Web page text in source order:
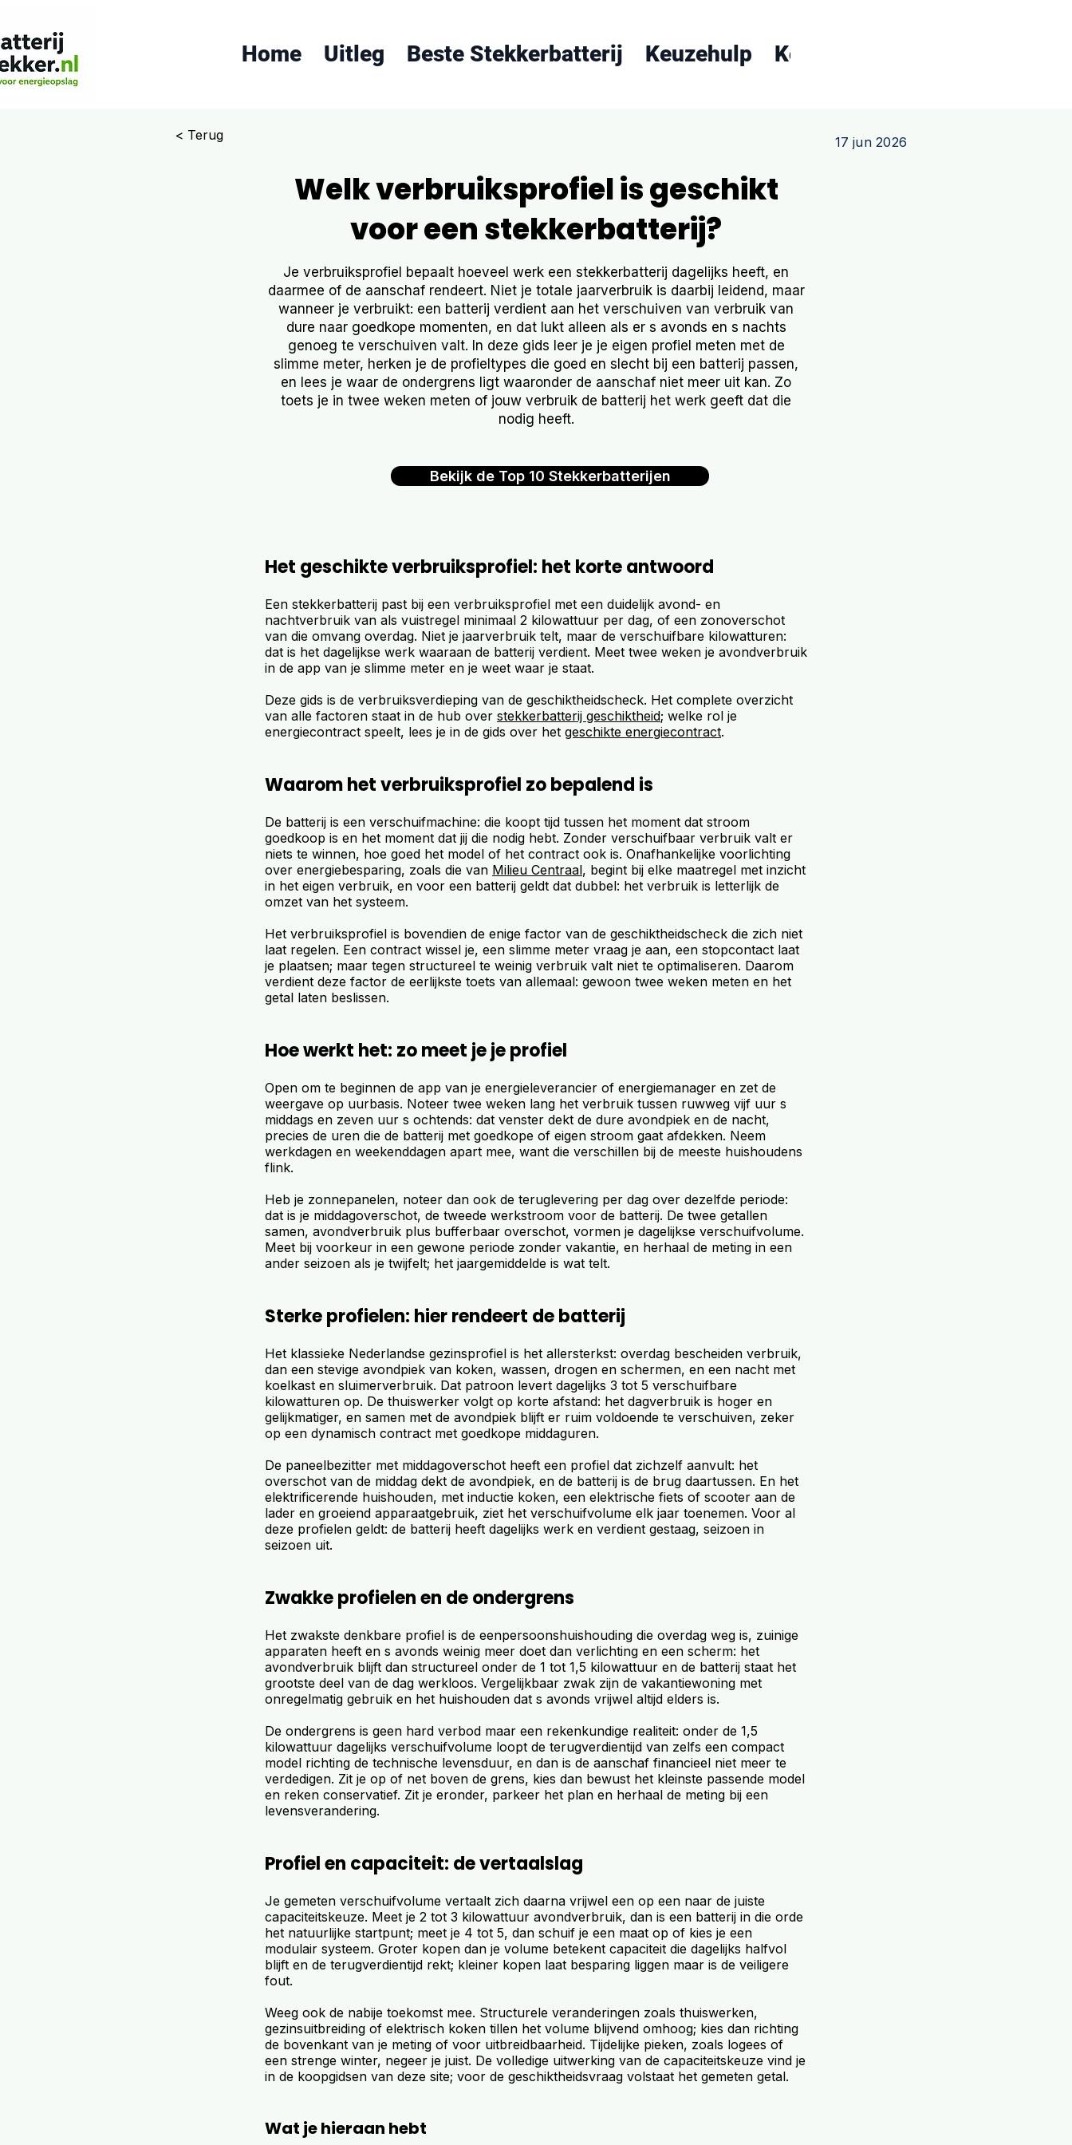
Home Uitleg Beste Stekkerbatterij Keuzehulp Koopgids
< Terug 17 jun 2026
Welk verbruiksprofiel is geschikt
voor een stekkerbatterij?
Je verbruiksprofiel bepaalt hoeveel werk een stekkerbatterij dagelijks heeft, en
daarmee of de aanschaf rendeert. Niet je totale jaarverbruik is daarbij leidend, maar
wanneer je verbruikt: een batterij verdient aan het verschuiven van verbruik van
dure naar goedkope momenten, en dat lukt alleen als er s avonds en s nachts
genoeg te verschuiven valt. In deze gids leer je je eigen profiel meten met de
slimme meter, herken je de profieltypes die goed en slecht bij een batterij passen,
en lees je waar de ondergrens ligt waaronder de aanschaf niet meer uit kan. Zo
toets je in twee weken meten of jouw verbruik de batterij het werk geeft dat die
nodig heeft.
Bekijk de Top 10 Stekkerbatterijen
Het geschikte verbruiksprofiel: het korte antwoord
Een stekkerbatterij past bij een verbruiksprofiel met een duidelijk avond- en
nachtverbruik van als vuistregel minimaal 2 kilowattuur per dag, of een zonoverschot
van die omvang overdag. Niet je jaarverbruik telt, maar de verschuifbare kilowatturen:
dat is het dagelijkse werk waaraan de batterij verdient. Meet twee weken je avondverbruik
in de app van je slimme meter en je weet waar je staat.
Deze gids is de verbruiksverdieping van de geschiktheidscheck. Het complete overzicht
van alle factoren staat in de hub over stekkerbatterij geschiktheid; welke rol je
energiecontract speelt, lees je in de gids over het geschikte energiecontract.
Waarom het verbruiksprofiel zo bepalend is
De batterij is een verschuifmachine: die koopt tijd tussen het moment dat stroom
goedkoop is en het moment dat jij die nodig hebt. Zonder verschuifbaar verbruik valt er
niets te winnen, hoe goed het model of het contract ook is. Onafhankelijke voorlichting
over energiebesparing, zoals die van Milieu Centraal, begint bij elke maatregel met inzicht
in het eigen verbruik, en voor een batterij geldt dat dubbel: het verbruik is letterlijk de
omzet van het systeem.
Het verbruiksprofiel is bovendien de enige factor van de geschiktheidscheck die zich niet
laat regelen. Een contract wissel je, een slimme meter vraag je aan, een stopcontact laat
je plaatsen; maar tegen structureel te weinig verbruik valt niet te optimaliseren. Daarom
verdient deze factor de eerlijkste toets van allemaal: gewoon twee weken meten en het
getal laten beslissen.
Hoe werkt het: zo meet je je profiel
Open om te beginnen de app van je energieleverancier of energiemanager en zet de
weergave op uurbasis. Noteer twee weken lang het verbruik tussen ruwweg vijf uur s
middags en zeven uur s ochtends: dat venster dekt de dure avondpiek en de nacht,
precies de uren die de batterij met goedkope of eigen stroom gaat afdekken. Neem
werkdagen en weekenddagen apart mee, want die verschillen bij de meeste huishoudens
flink.
Heb je zonnepanelen, noteer dan ook de teruglevering per dag over dezelfde periode:
dat is je middagoverschot, de tweede werkstroom voor de batterij. De twee getallen
samen, avondverbruik plus bufferbaar overschot, vormen je dagelijkse verschuifvolume.
Meet bij voorkeur in een gewone periode zonder vakantie, en herhaal de meting in een
ander seizoen als je twijfelt; het jaargemiddelde is wat telt.
Sterke profielen: hier rendeert de batterij
Het klassieke Nederlandse gezinsprofiel is het allersterkst: overdag bescheiden verbruik,
dan een stevige avondpiek van koken, wassen, drogen en schermen, en een nacht met
koelkast en sluimerverbruik. Dat patroon levert dagelijks 3 tot 5 verschuifbare
kilowatturen op. De thuiswerker volgt op korte afstand: het dagverbruik is hoger en
gelijkmatiger, en samen met de avondpiek blijft er ruim voldoende te verschuiven, zeker
op een dynamisch contract met goedkope middaguren.
De paneelbezitter met middagoverschot heeft een profiel dat zichzelf aanvult: het
overschot van de middag dekt de avondpiek, en de batterij is de brug daartussen. En het
elektrificerende huishouden, met inductie koken, een elektrische fiets of scooter aan de
lader en groeiend apparaatgebruik, ziet het verschuifvolume elk jaar toenemen. Voor al
deze profielen geldt: de batterij heeft dagelijks werk en verdient gestaag, seizoen in
seizoen uit.
Zwakke profielen en de ondergrens
Het zwakste denkbare profiel is de eenpersoonshuishouding die overdag weg is, zuinige
apparaten heeft en s avonds weinig meer doet dan verlichting en een scherm: het
avondverbruik blijft dan structureel onder de 1 tot 1,5 kilowattuur en de batterij staat het
grootste deel van de dag werkloos. Vergelijkbaar zwak zijn de vakantiewoning met
onregelmatig gebruik en het huishouden dat s avonds vrijwel altijd elders is.
De ondergrens is geen hard verbod maar een rekenkundige realiteit: onder de 1,5
kilowattuur dagelijks verschuifvolume loopt de terugverdientijd van zelfs een compact
model richting de technische levensduur, en dan is de aanschaf financieel niet meer te
verdedigen. Zit je op of net boven de grens, kies dan bewust het kleinste passende model
en reken conservatief. Zit je eronder, parkeer het plan en herhaal de meting bij een
levensverandering.
Profiel en capaciteit: de vertaalslag
Je gemeten verschuifvolume vertaalt zich daarna vrijwel een op een naar de juiste
capaciteitskeuze. Meet je 2 tot 3 kilowattuur avondverbruik, dan is een batterij in die orde
het natuurlijke startpunt; meet je 4 tot 5, dan schuif je een maat op of kies je een
modulair systeem. Groter kopen dan je volume betekent capaciteit die dagelijks halfvol
blijft en de terugverdientijd rekt; kleiner kopen laat besparing liggen maar is de veiligere
fout.
Weeg ook de nabije toekomst mee. Structurele veranderingen zoals thuiswerken,
gezinsuitbreiding of elektrisch koken tillen het volume blijvend omhoog; kies dan richting
de bovenkant van je meting of voor uitbreidbaarheid. Tijdelijke pieken, zoals logees of
een strenge winter, negeer je juist. De volledige uitwerking van de capaciteitskeuze vind je
in de koopgidsen van deze site; voor de geschiktheidsvraag volstaat het gemeten getal.
Wat je hieraan hebt